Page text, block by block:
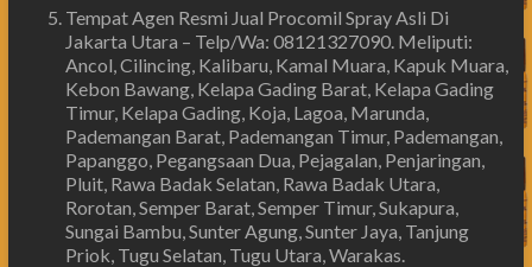
Tempat Agen Resmi Jual Procomil Spray Asli Di
Jakarta Utara – Telp/Wa: 08121327090. Meliputi:
Ancol, Cilincing, Kalibaru, Kamal Muara, Kapuk Muara,
Kebon Bawang, Kelapa Gading Barat, Kelapa Gading
Timur, Kelapa Gading, Koja, Lagoa, Marunda,
Pademangan Barat, Pademangan Timur, Pademangan,
Papanggo, Pegangsaan Dua, Pejagalan, Penjaringan,
Pluit, Rawa Badak Selatan, Rawa Badak Utara,
Rorotan, Semper Barat, Semper Timur, Sukapura,
Sungai Bambu, Sunter Agung, Sunter Jaya, Tanjung
Priok, Tugu Selatan, Tugu Utara, Warakas.